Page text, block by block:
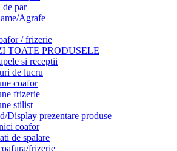
de par
Agrafe
/ frizerie
TOATE PRODUSELE
si receptii
de lucru
coafor
frizerie
stilist
Display prezentare produse
coafor
de spalare
frizerie